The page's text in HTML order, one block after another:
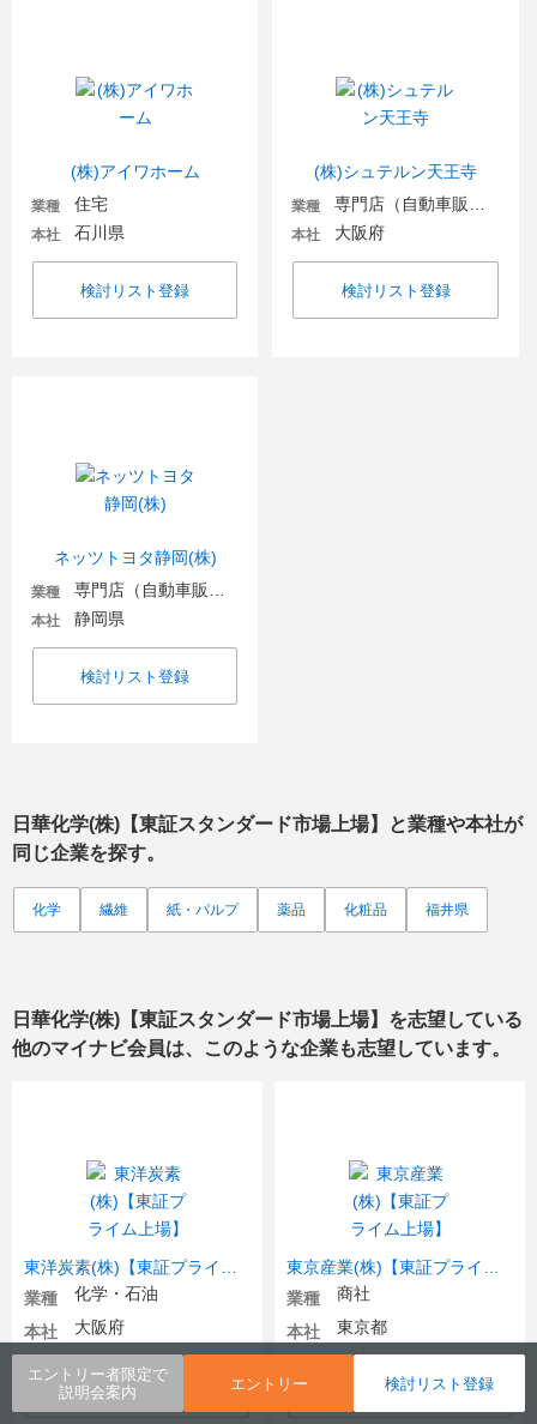
エントリー者限定で
説明会案内
エントリー 検討リスト登録
(株)アイワホーム
業種 住宅
本社 石川県
検討リスト登録
(株)シュテルン天王寺
業種
本社 大阪府
検討リスト登録
ネッツトヨタ静岡(株)
業種
本社 静岡県
検討リスト登録
日華化学(株)【東証スタンダード市場上場】
と業種や本社が
同じ企業を探す。
化学 繊維 紙・パルプ 薬品 化粧品 福井県
日華化学(株)【東証スタンダード市場上場】 を志望している
他のマイナビ会員は、このような企業も志望しています。
業種
化学・石油
本社
大阪府
検討リスト登録
業種
商社
本社
東京都
検討リスト登録